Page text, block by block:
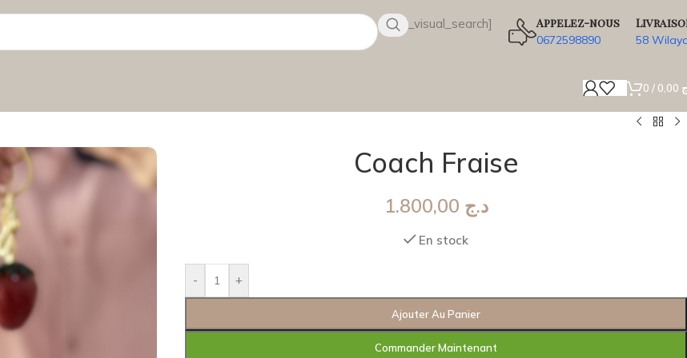
[wsbi_visual_search] Appelez-nous
0672598890 58
0 /
Coach Fraise
د.ج
En stock
- +
Ajouter Au Panier
Commander Maintenant